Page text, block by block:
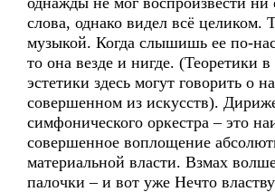
слова, однако видел всё целиком.
музыкой. Когда слышишь ее по-
то она везде и нигде. (Теоретики в
эстетики здесь могут говорить о
совершенном из искусств).
симфонического оркестра – это
совершенное воплощение
материальной власти. Взмах
палочки – и вот уже Нечто